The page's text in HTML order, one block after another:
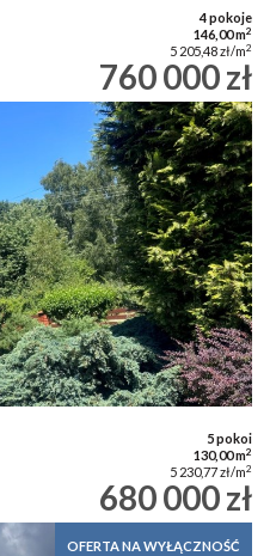
4 pokoje
146,00 m2
5 205,48 zł/m2
760 000 zł
5 pokoi
130,00 m2
5 230,77 zł/m2
680 000 zł
OFERTA NA WYŁĄCZNOŚĆ